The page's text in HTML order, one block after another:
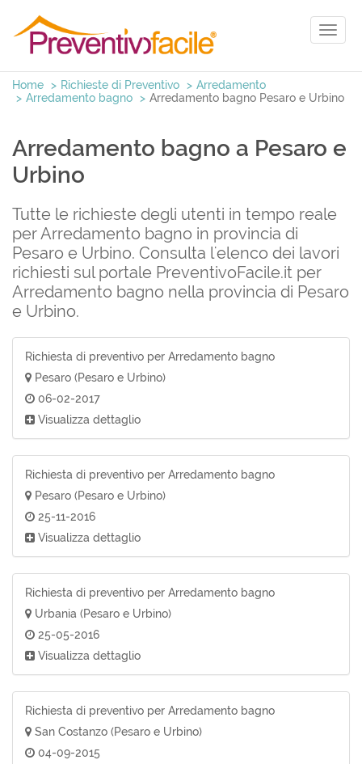
Home Richieste di Preventivo
Arredamento
Arredamento bagno
Arredamento bagno Pesaro e Urbino
Arredamento bagno a Pesaro e
Urbino
Tutte le richieste degli utenti in tempo reale
per Arredamento bagno in provincia di
Pesaro e Urbino. Consulta l'elenco dei lavori
richiesti sul portale PreventivoFacile.it per
Arredamento bagno nella provincia di Pesaro
e Urbino.
Richiesta di preventivo per Arredamento bagno
Pesaro (Pesaro e Urbino)
06-02-2017
Visualizza dettaglio
Richiesta di preventivo per Arredamento bagno
Pesaro (Pesaro e Urbino)
25-11-2016
Visualizza dettaglio
Richiesta di preventivo per Arredamento bagno
Urbania (Pesaro e Urbino)
25-05-2016
Visualizza dettaglio
Richiesta di preventivo per Arredamento bagno
San Costanzo (Pesaro e Urbino)
04-09-2015